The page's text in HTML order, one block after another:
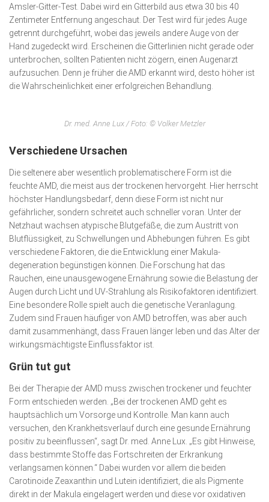
Amsler-Gitter-Test. Dabei wird ein Gitterbild aus etwa 30 bis 40
Zentimeter Entfernung angeschaut. Der Test wird für jedes Auge
getrennt durchgeführt, wobei das jeweils andere Auge von der
Hand zugedeckt wird. Erscheinen die Gitterlinien nicht gerade oder
unterbrochen, sollten Patienten nicht zögern, einen Augenarzt
aufzusuchen. Denn je früher die AMD erkannt wird, desto höher ist
die Wahrscheinlichkeit einer erfolgreichen Behandlung.
Dr. med. Anne Lux / Foto: © Volker Metzler
Verschiedene Ursachen
Die seltenere aber wesentlich problematischere Form ist die
feuchte AMD, die meist aus der trockenen hervorgeht. Hier herrscht
höchster Handlungsbedarf, denn diese Form ist nicht nur
gefährlicher, sondern schreitet auch schneller voran. Unter der
Netzhaut wachsen atypische Blutgefäße, die zum Austritt von
Blutflüssigkeit, zu Schwellungen und Abhebungen führen. Es gibt
verschiedene Faktoren, die die Entwicklung einer Makula­
degeneration begünstigen können. Die Forschung hat das
Rauchen, eine unausgewogene Ernährung sowie die Belastung der
Augen durch Licht und UV-Strahlung als Risikofaktoren identifiziert.
Eine besondere Rolle spielt auch die genetische Veranlagung.
Zudem sind Frauen häufiger von AMD betroffen, was aber auch
damit zusammenhängt, dass Frauen länger leben und das Alter der
wirkungsmächtigste Einflussfaktor ist.
Grün tut gut
Bei der Therapie der AMD muss zwischen trockener und feuchter
Form entschieden werden. „Bei der trockenen AMD geht es
hauptsächlich um Vorsorge und Kontrolle. Man kann auch
versuchen, den Krankheitsverlauf durch eine gesunde Ernährung
positiv zu beeinflussen“, sagt Dr. med. Anne Lux. „Es gibt Hinweise,
dass bestimmte Stoffe das Fortschreiten der Er­krankung
verlangsamen können.“ Dabei wurden vor allem die beiden
Carotinoide Zeaxanthin und Lutein identifiziert, die als Pigmente
direkt in der Makula eingelagert werden und diese vor oxidativen